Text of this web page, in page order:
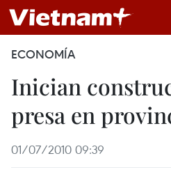
ECONOMÍA
Inician
presa en
01/07/2010 09:39